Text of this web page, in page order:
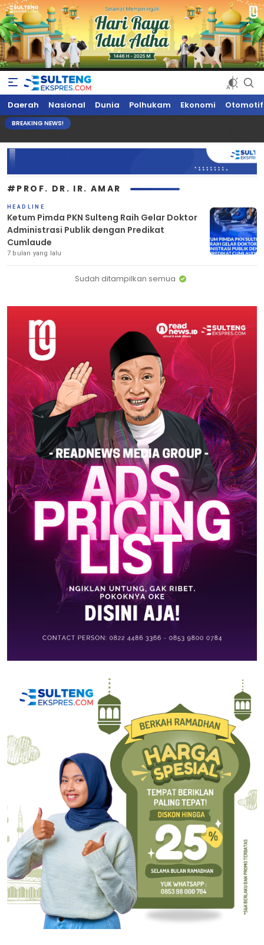
Sultengekspres.com
Berita Seputar Sulteng Hari Ini, Update Terkini, Suaranya Rakyat
Sulteng
Daerah Nasional Dunia Polhukam Ekonomi Otomotif
BREAKING NEWS!
#PROF. DR. IR. AMAR
HEADLINE
Ketum Pimda PKN Sulteng Raih Gelar Doktor
Administrasi Publik dengan Predikat
Cumlaude
7 bulan yang lalu
Sudah ditampilkan semua